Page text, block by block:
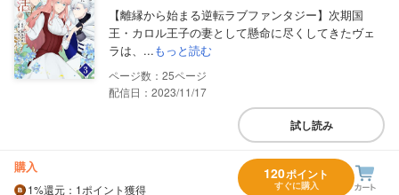
【離縁から始まる逆転ラブファンタジー】次期国
王・カロル王子の妻として懸命に尽くしてきたヴェ
ラは、...もっと読む
25
配信日：2023/11/17
試し読み
購入
1%還元 ：1ポイント獲得
120ポイント
すぐに購入